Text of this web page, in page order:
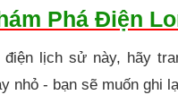
Phá Điện
lịch sử này, hãy
nhỏ - bạn sẽ muốn ghi